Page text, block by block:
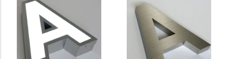
メールで問い合わせる
カテゴリーから選ぶ